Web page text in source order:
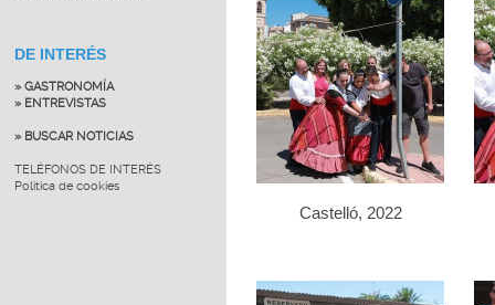
DE INTERÉS
» GASTRONOMÍA
» ENTREVISTAS
» BUSCAR NOTICIAS
TELÉFONOS DE INTERÉS
Política de cookies
Castelló, 2022